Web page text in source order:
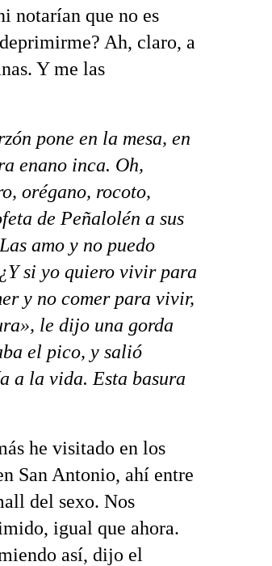
notarían que no es
Ah, claro, a
Y me las
pone en la mesa, en
enano inca. Oh,
orégano, rocoto,
de Peñalolén a sus
amo y no puedo
si yo quiero vivir para
y no comer para vivir,
le dijo una gorda
el pico, y salió
a la vida. Esta basura
he visitado en los
San Antonio, ahí entre
del sexo. Nos
igual que ahora.
así, dijo el